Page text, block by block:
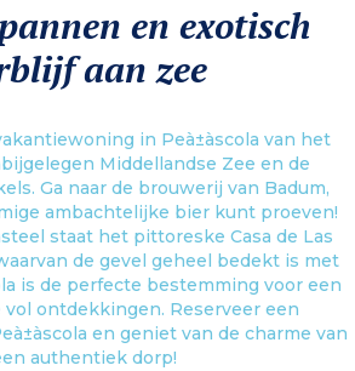
en exotisch
aan zee
in Peà±à­scola van het
Middellandse Zee en de
Ga naar de brouwerij van Badum,
ambachtelijke bier kunt proeven!
staat het pittoreske Casa de Las
de gevel geheel bedekt is met
is de perfecte bestemming voor een
ontdekkingen. Reserveer een
en geniet van de charme van
authentiek dorp!